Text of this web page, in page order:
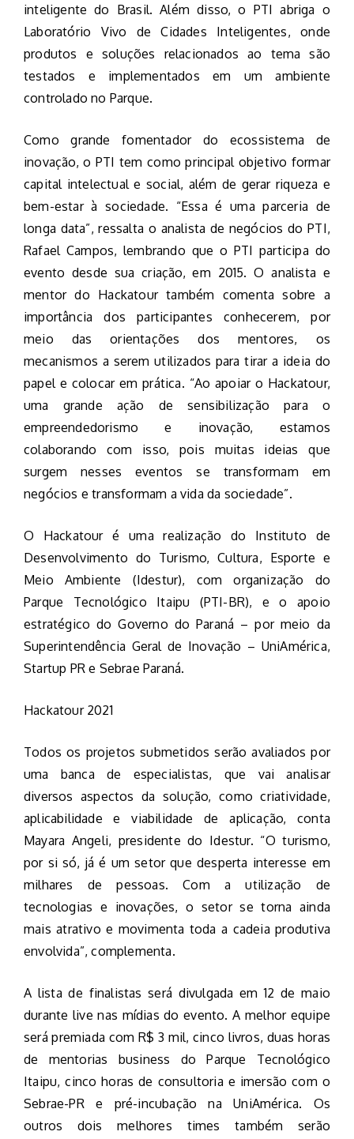
inteligente do Brasil. Além disso, o PTI abriga o
Laboratório Vivo de Cidades Inteligentes, onde
produtos e soluções relacionados ao tema são
testados e implementados em um ambiente
controlado no Parque.
Como grande fomentador do ecossistema de
inovação, o PTI tem como principal objetivo formar
capital intelectual e social, além de gerar riqueza e
bem-estar à sociedade. “Essa é uma parceria de
longa data”, ressalta o analista de negócios do PTI,
Rafael Campos, lembrando que o PTI participa do
evento desde sua criação, em 2015. O analista e
mentor do Hackatour também comenta sobre a
importância dos participantes conhecerem, por
meio das orientações dos mentores, os
mecanismos a serem utilizados para tirar a ideia do
papel e colocar em prática. “Ao apoiar o Hackatour,
uma grande ação de sensibilização para o
empreendedorismo e inovação, estamos
colaborando com isso, pois muitas ideias que
surgem nesses eventos se transformam em
negócios e transformam a vida da sociedade”.
O Hackatour é uma realização do Instituto de
Desenvolvimento do Turismo, Cultura, Esporte e
Meio Ambiente (Idestur), com organização do
Parque Tecnológico Itaipu (PTI-BR), e o apoio
estratégico do Governo do Paraná – por meio da
Superintendência Geral de Inovação – UniAmérica,
Startup PR e Sebrae Paraná.
Hackatour 2021
Todos os projetos submetidos serão avaliados por
uma banca de especialistas, que vai analisar
diversos aspectos da solução, como criatividade,
aplicabilidade e viabilidade de aplicação, conta
Mayara Angeli, presidente do Idestur. “O turismo,
por si só, já é um setor que desperta interesse em
milhares de pessoas. Com a utilização de
tecnologias e inovações, o setor se torna ainda
mais atrativo e movimenta toda a cadeia produtiva
envolvida”, complementa.
A lista de finalistas será divulgada em 12 de maio
durante live nas mídias do evento. A melhor equipe
será premiada com R$ 3 mil, cinco livros, duas horas
de mentorias business do Parque Tecnológico
Itaipu, cinco horas de consultoria e imersão com o
Sebrae-PR e pré-incubação na UniAmérica. Os
outros dois melhores times também serão